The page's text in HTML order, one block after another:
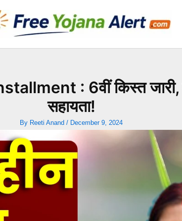
: 6वीं किस्त जारी,
सहायता!
By Reeti Anand / December 9, 2024